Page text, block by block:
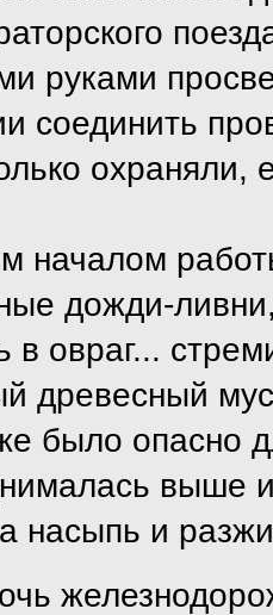
руками
соединить
охраняли,
началом
дожди-
в овраг...
древесный
было опасно
выше
насыпь и